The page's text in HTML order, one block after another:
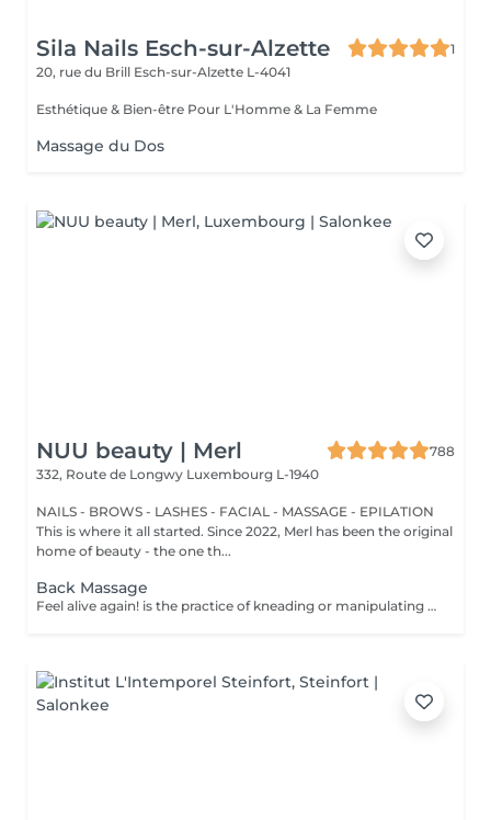
Sila Nails Esch-sur-Alzette
1
20, rue du Brill Esch-sur-Alzette L-4041
Esthétique & Bien-être Pour L'Homme & La Femme
Massage du Dos
NUU beauty | Merl
788
332, Route de Longwy Luxembourg L-1940
NAILS - BROWS - LASHES - FACIAL - MASSAGE - EPILATION
This is where it all started. Since 2022, Merl has been the original
home of beauty - the one th...
Back Massage
Feel alive again! is the practice of kneading or manipulating a person's muscles and other soft-tissue in order to reduce stress, reduce muscle pain, increase relaxation and improve the work of the immune system. Benefits of getting a back health massage: - reduces stress - relaxing - improves blood circulation - improves body immune system How is massage back health done? - head and neck are massaged - shoulders and back are massaged - hands and arms are massaged Age restrictions: there are no age restrictions for this procedure. Post procedure recommendations: do not do sport and any sharp movements for 2-3 hours after the procedure. Frequency: 1-2 times per week, 10 times in total. Repeat once in 3-6 months.